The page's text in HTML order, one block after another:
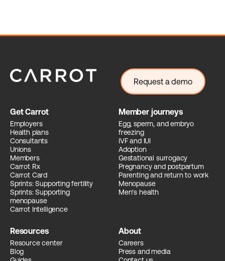
Request a demo
Get Carrot
Employers
Health plans
Consultants
Unions
Members
Carrot Rx
Carrot Card
Sprints: Supporting fertility
Sprints: Supporting
menopause
Carrot Intelligence
Member journeys
Egg, sperm, and embryo
freezing
IVF and IUI
Adoption
Gestational surrogacy
Pregnancy and postpartum
Parenting and return to work
Menopause
Men's health
Resources
Resource center
Blog
About
Careers
Press and media